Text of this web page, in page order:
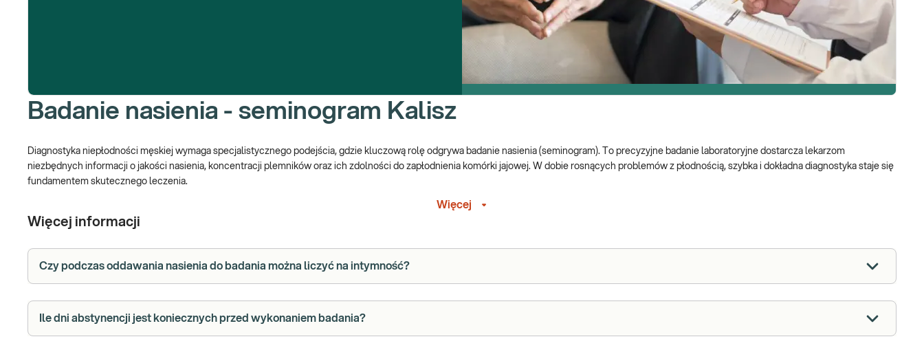
Badanie nasienia - seminogram Kalisz
Diagnostyka niepłodności męskiej wymaga specjalistycznego podejścia, gdzie kluczową rolę odgrywa badanie nasienia (seminogram). To precyzyjne badanie laboratoryjne dostarcza lekarzom
niezbędnych informacji o jakości nasienia, koncentracji plemników oraz ich zdolności do zapłodnienia komórki jajowej. W dobie rosnących problemów z płodnością, szybka i dokładna diagnostyka staje się
fundamentem skutecznego leczenia.
Wykonując badanie nasienia w Kaliszu, pacjenci mogą liczyć na kompleksową ocenę parametrów seminologicznych, przeprowadzoną zgodnie z najnowszymi standardami WHO. Prawidłowo wykonany
seminogram nie tylko pozwala zidentyfikować potencjalne problemy, ale także stanowi punkt wyjścia do opracowania indywidualnej strategii terapeutycznej dla par starających się o potomstwo.
Seminogram – co to za badanie?
Seminogram, znany również jako spermiogram, to badanie oceniające jakość nasienia. Dostarcza ono szczegółowych informacji na temat liczebności plemników, ich ruchliwości, budowy oraz parametrów
Najważniejsze parametry plemników oceniane w seminogramie:
Całkowita liczba(norma: ≥39 milionów)
Więcej
Więcej informacji
Czy podczas oddawania nasienia do badania można liczyć na intymność?
Ile dni abstynencji jest koniecznych przed wykonaniem badania?